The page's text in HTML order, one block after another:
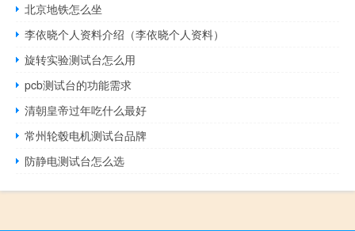
北京地铁怎么坐
李依晓个人资料介绍（李依晓个人资料）
旋转实验测试台怎么用
pcb测试台的功能需求
清朝皇帝过年吃什么最好
常州轮毂电机测试台品牌
防静电测试台怎么选